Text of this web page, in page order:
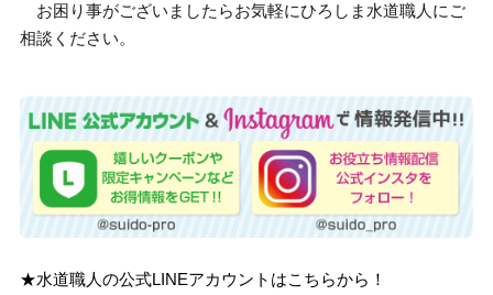
お困り事がございましたらお気軽にひろしま水道職人にご
相談ください。
★水道職人の公式LINEアカウントはこちらから！